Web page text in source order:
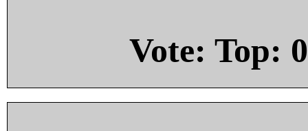
Vote: Top: 0